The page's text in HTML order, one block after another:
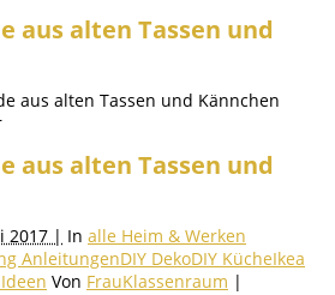
aus alten Tassen und
aus alten Tassen und Kännchen
aus alten Tassen und
2017 | In alle Heim & Werken
AnleitungenDIY DekoDIY KücheIkea
Von FrauKlassenraum |